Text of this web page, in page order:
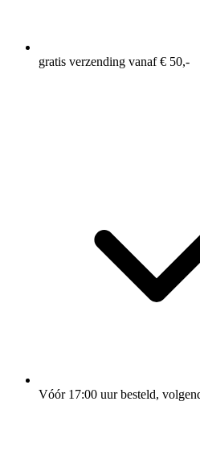
gratis verzending vanaf € 50,-
Vóór 17:00 uur besteld,